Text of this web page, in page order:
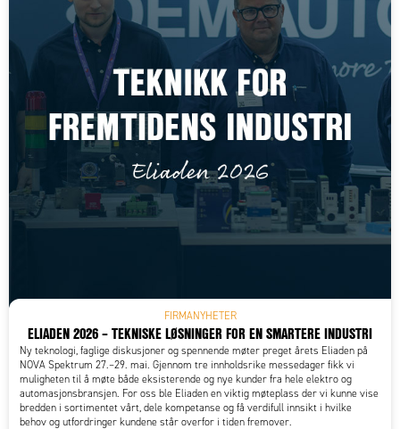
FIRMANYHETER
ELIADEN 2026 – TEKNISKE LØSNINGER FOR EN SMARTERE INDUSTRI
Ny teknologi, faglige diskusjoner og spennende møter preget årets Eliaden på
NOVA Spektrum 27.–29. mai. Gjennom tre innholdsrike messedager fikk vi
muligheten til å møte både eksisterende og nye kunder fra hele elektro og
automasjonsbransjen. For oss ble Eliaden en viktig møteplass der vi kunne vise
bredden i sortimentet vårt, dele kompetanse og få verdifull innsikt i hvilke
behov og utfordringer kundene står overfor i tiden fremover.